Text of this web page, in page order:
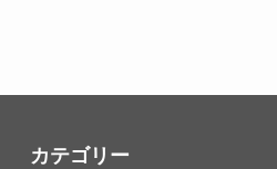
カテゴリー